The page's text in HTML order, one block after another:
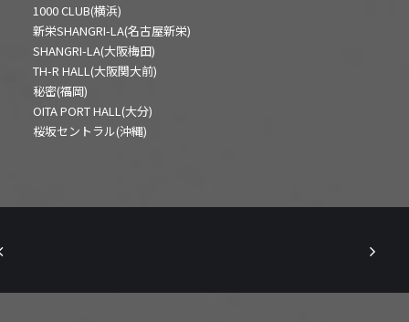
1000 CLUB(横浜)
新栄SHANGRI-LA(名古屋新栄)
SHANGRI-LA(大阪梅田)
TH-R HALL(大阪関大前)
秘密(福岡)
OITA PORT HALL(大分)
桜坂セントラル(沖縄)